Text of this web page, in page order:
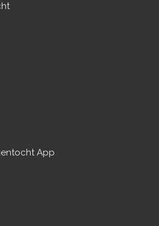
App